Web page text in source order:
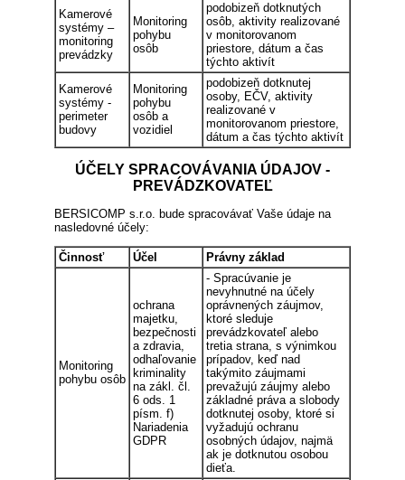
Kamerové
systémy –
monitoring
prevádzky
Monitoring
pohybu
osôb
podobizeň dotknutých
osôb, aktivity realizované
v monitorovanom
priestore, dátum a čas
týchto aktivít
Kamerové
systémy -
perimeter
budovy
Monitoring
pohybu
osôb a
vozidiel
podobizeň dotknutej
osoby, EČV, aktivity
realizované v
monitorovanom priestore,
dátum a čas týchto aktivít
ÚČELY SPRACOVÁVANIA ÚDAJOV -
PREVÁDZKOVATEĽ
BERSICOMP s.r.o. bude spracovávať Vaše údaje na
nasledovné účely:
Činnosť Účel Právny základ
Monitoring
pohybu osôb
ochrana
majetku,
bezpečnosti
a zdravia,
odhaľovanie
kriminality
na zákl. čl.
6 ods. 1
písm. f)
Nariadenia
GDPR
- Spracúvanie je
nevyhnutné na účely
oprávnených záujmov,
ktoré sleduje
prevádzkovateľ alebo
tretia strana, s výnimkou
prípadov, keď nad
takýmito záujmami
prevažujú záujmy alebo
základné práva a slobody
dotknutej osoby, ktoré si
vyžadujú ochranu
osobných údajov, najmä
ak je dotknutou osobou
dieťa.